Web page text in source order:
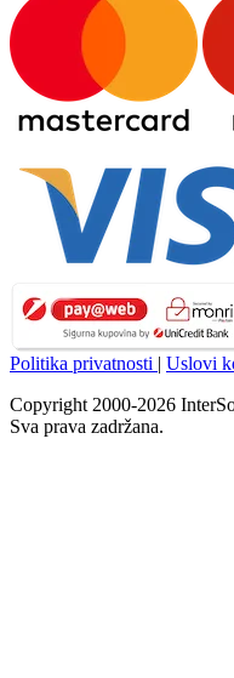
Politika privatnosti
Uslovi
Copyright 2000-2026
Sva prava zadržana.